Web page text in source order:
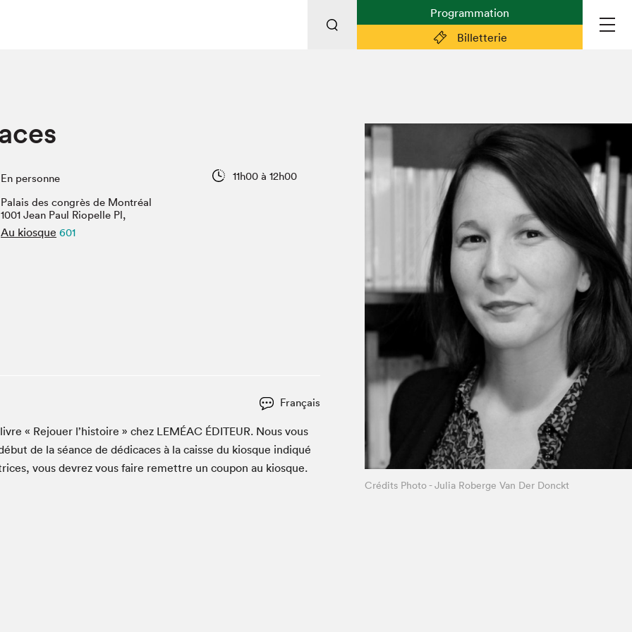
Billetterie
Programmation
Salon
Traiteur
des
harcèlement
Vitrine du Festival littéraire international Metropolis
bleu
La lecture en cadeau
Plan du Salon
Planifier sa visite (prix d'entrée,
horaire, info pratiques)
Billetterie: achetez vos billets!
FAQ visiteur·euse·s
Espace professionnel·le·s
Espace enseignant·e·s
Espace médias
Devenir bénévole
Espace exposant·e·s
Le Salon dans la ville, espace
organisateur⋅rice
> SLM Pro
En personne
11h00 à 12h00
Palais des congrès de Montréal
1001 Jean Paul Riopelle Pl,
Au kiosque 601
Français
« Rejouer l’his­toire » chez LEMÉAC ÉDI­TEUR. Nous vous
de la séance de dédi­caces à la caisse du kiosque indiqué
vous devrez vous faire remet­tre un coupon au kiosque.
Crédits Photo - Julia Roberge Van Der Donckt